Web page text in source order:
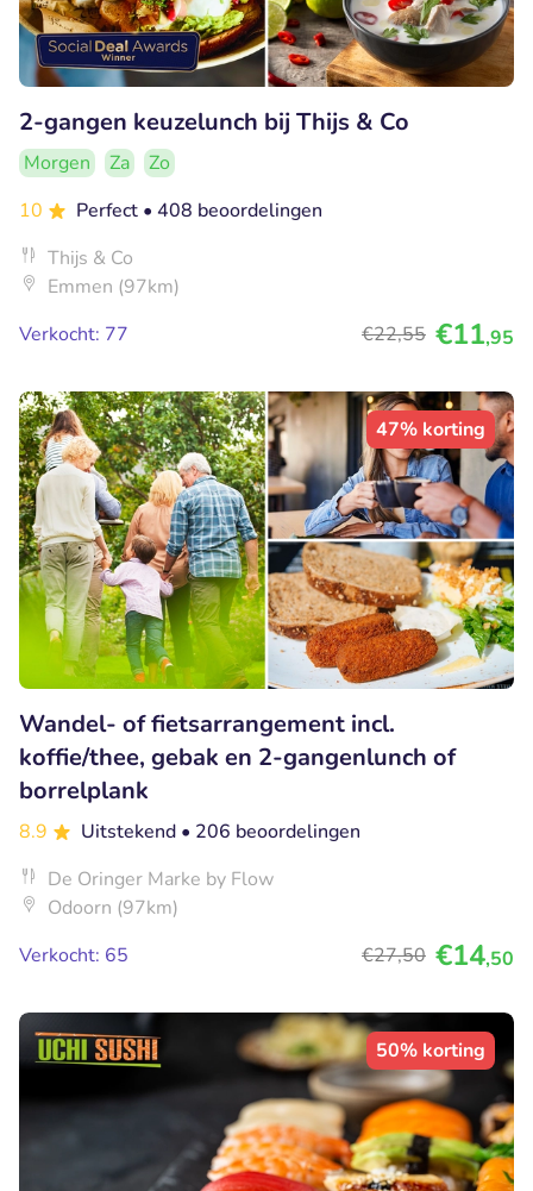
2-gangen keuzelunch bij Thijs & Co
Morgen Za
Zo
10
Perfect • 408 beoordelingen
Thijs & Co
Emmen (97km)
Verkocht: 77
€22,55 €11,95
47% korting
Wandel- of fietsarrangement incl.
koffie/thee, gebak en 2-gangenlunch of
borrelplank
8.9 Uitstekend • 206 beoordelingen
De Oringer Marke by Flow
Odoorn (97km)
Verkocht: 65
€27,50 €14,50
50% korting